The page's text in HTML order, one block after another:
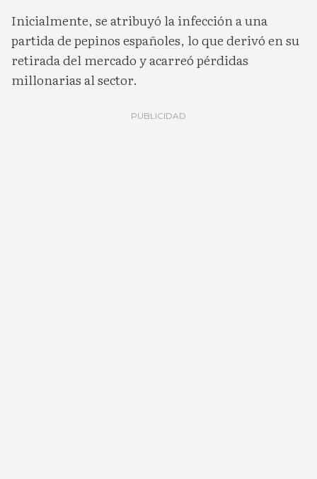
Inicialmente, se atribuyó la infección a una
partida de pepinos españoles, lo que derivó en su
retirada del mercado y acarreó pérdidas
millonarias al sector.